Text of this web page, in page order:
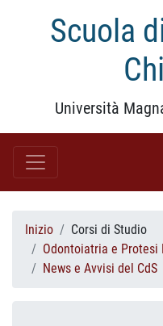
Scuola
Università
Inizio
Corsi di Studio
Odontoiatria e Protesi
News e Avvisi del CdS